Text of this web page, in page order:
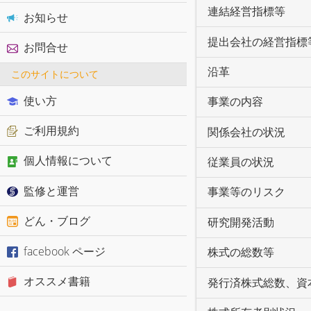
連結経営指標等
提出会社の経営指標
沿革
事業の内容
関係会社の状況
従業員の状況
事業等のリスク
研究開発活動
株式の総数等
発行済株式総数、資
お知らせ
お問合せ
このサイトについて
使い方
ご利用規約
個人情報について
監修と運営
どん・ブログ
facebook ページ
オススメ書籍